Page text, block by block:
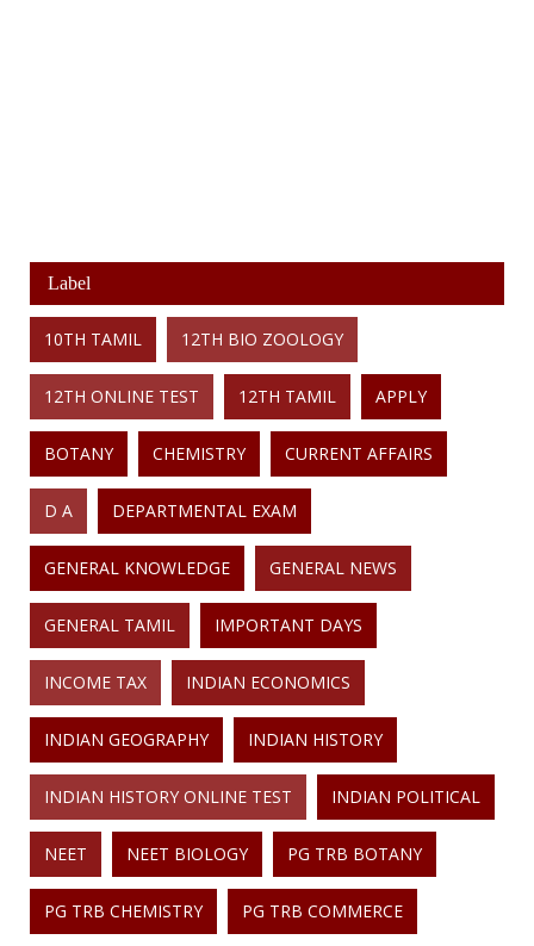
Label
10TH TAMIL 12TH BIO ZOOLOGY
12TH ONLINE TEST 12TH TAMIL APPLY
BOTANY CHEMISTRY CURRENT AFFAIRS
D A DEPARTMENTAL EXAM
GENERAL KNOWLEDGE GENERAL NEWS
GENERAL TAMIL IMPORTANT DAYS
INCOME TAX INDIAN ECONOMICS
INDIAN GEOGRAPHY INDIAN HISTORY
INDIAN HISTORY ONLINE TEST INDIAN POLITICAL
NEET NEET BIOLOGY PG TRB BOTANY
PG TRB CHEMISTRY PG TRB COMMERCE